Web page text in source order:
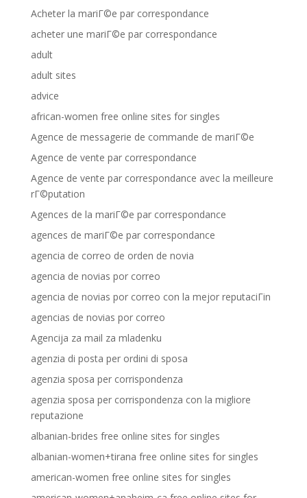
Acheter la mariГ©e par correspondance
acheter une mariГ©e par correspondance
adult
adult sites
advice
african-women free online sites for singles
Agence de messagerie de commande de mariГ©e
Agence de vente par correspondance
Agence de vente par correspondance avec la meilleure
rГ©putation
Agences de la mariГ©e par correspondance
agences de mariГ©e par correspondance
agencia de correo de orden de novia
agencia de novias por correo
agencia de novias por correo con la mejor reputaciГіn
agencias de novias por correo
Agencija za mail za mladenku
agenzia di posta per ordini di sposa
agenzia sposa per corrispondenza
agenzia sposa per corrispondenza con la migliore
reputazione
albanian-brides free online sites for singles
albanian-women+tirana free online sites for singles
american-women free online sites for singles